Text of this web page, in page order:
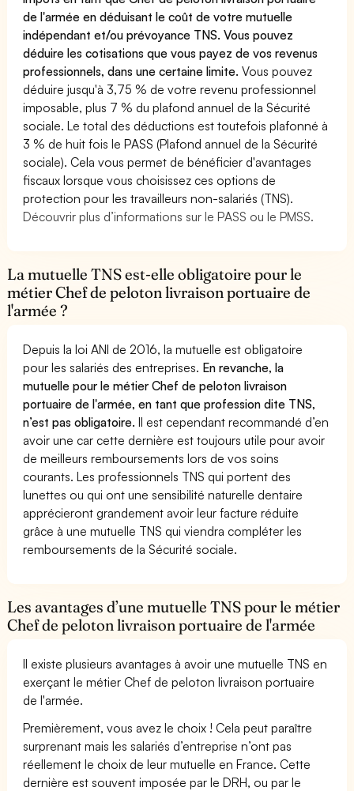
de l'armée en déduisant le coût de votre mutuelle
indépendant et/ou prévoyance TNS. Vous pouvez
déduire les cotisations que vous payez de vos revenus
professionnels, dans une certaine limite.Vous pouvez
déduire jusqu'à 3,75 % de votre revenu professionnel
imposable, plus 7 % du plafond annuel de la Sécurité
sociale. Le total des déductions est toutefois plafonné à
3 % de huit fois le PASS (Plafond annuel de la Sécurité
sociale). Cela vous permet de bénéficier d'avantages
fiscaux lorsque vous choisissez ces options de
protection pour les travailleurs non-salariés (TNS).
Découvrir plus d’informations sur le PASS ou le PMSS.
La mutuelle TNS est-elle obligatoire pour le
métier Chef de peloton livraison portuaire de
l'armée ?
Depuis la loi ANI de 2016, la mutuelle est obligatoire
pour les salariés des entreprises. En revanche, la
mutuelle pour le métier Chef de peloton livraison
portuaire de l'armée, en tant que profession dite TNS,
n’est pas obligatoire.Il est cependant recommandé d’en
avoir une car cette dernière est toujours utile pour avoir
de meilleurs remboursements lors de vos soins
courants. Les professionnels TNS qui portent des
lunettes ou qui ont une sensibilité naturelle dentaire
apprécieront grandement avoir leur facture réduite
grâce à une mutuelle TNS qui viendra compléter les
remboursements de la Sécurité sociale.
Les avantages d’une mutuelle TNS pour le métier
Chef de peloton livraison portuaire de l'armée
Il existe plusieurs avantages à avoir une mutuelle TNS en
exerçant le métier Chef de peloton livraison portuaire
de l'armée.
Premièrement, vous avez le choix ! Cela peut paraître
surprenant mais les salariés d’entreprise n’ont pas
réellement le choix de leur mutuelle en France. Cette
dernière est souvent imposée par le DRH, ou par le